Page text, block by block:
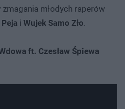
zmagania młodych raperów
Peja i Wujek Samo Zło.
ft. Czesław Śpiewa